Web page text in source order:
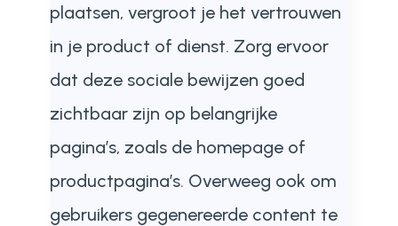
plaatsen, vergroot je het vertrouwen
in je product of dienst. Zorg ervoor
dat deze sociale bewijzen goed
zichtbaar zijn op belangrijke
pagina’s, zoals de homepage of
productpagina’s. Overweeg ook om
gebruikers gegenereerde content te